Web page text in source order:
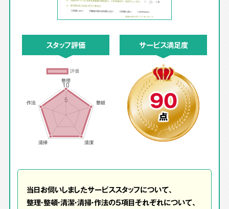
スタッフ評価 サービス満足度
90
点
当日お伺いしましたサービススタッフについて、
整理・整頓・清潔・清掃・作法の5項目それぞれについて、